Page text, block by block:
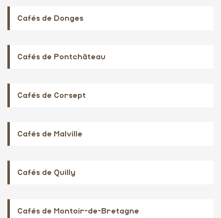
Cafés de Donges
Cafés de Pontchâteau
Cafés de Corsept
Cafés de Malville
Cafés de Quilly
Cafés de Montoir-de-Bretagne